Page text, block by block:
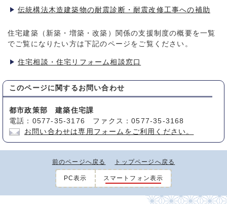
伝統構法木造建築物の耐震診断・耐震改修工事への補助
住宅建築（新築・増築・改築）関係の支援制度の概要を一覧
でご覧になりたい方は下記のページをご覧ください。
住宅相談・住宅リフォーム相談窓口
このページに関する お問い合わせ
都市政策部 建築住宅課
電話：0577-35-3176 ファクス：0577-35-3168
お問い合わせは専用フォームをご利用ください。
前のページへ戻る トップページへ戻る
PC表示 スマートフォン表示